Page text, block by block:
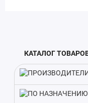
подойдет для
загородных
КАТАЛОГ